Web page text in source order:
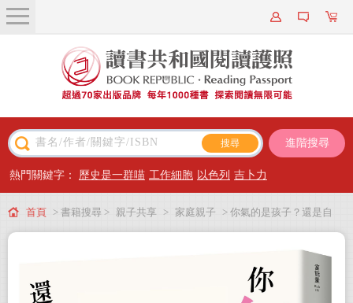
關於我們
近期新書
主題閱讀
出版專區
會員專屬
進階搜尋
熱門關鍵字： 歷史是一群喵 工作細胞 以色列 吉卜力
首頁 > 書籍搜尋 > 親子共享 > 家庭親子 > 你氣的是孩子？還是自